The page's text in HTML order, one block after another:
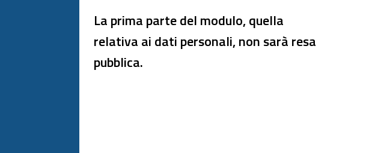
La prima parte del modulo, quella
relativa ai dati personali, non sarà resa
pubblica.